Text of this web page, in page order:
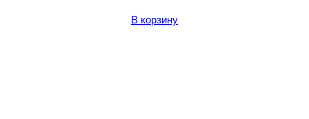
В корзину